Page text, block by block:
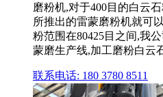
磨粉机,对于400目的白云
所推出的雷蒙磨粉机就可
粉范围在80425目之间,我
蒙磨生产线,加工磨粉白云
联系电话: 180 3780 8511